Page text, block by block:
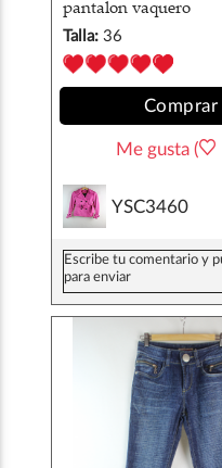
pantalon vaquero
nolita 36
Talla: 36
Comprar
Me gusta (
YSC3460